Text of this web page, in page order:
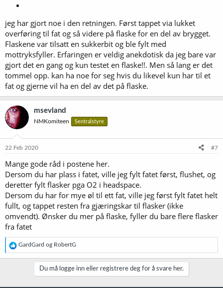
jeg har gjort noe i den retningen. Først tappet via lukket
overføring til fat og så videre på flaske for en del av brygget.
Flaskene var tilsatt en sukkerbit og ble fylt med
mottryksfyller. Erfaringen er veldig anekdotisk da jeg bare var
gjort det en gang og kun testet en flaske!!. Men så lang er det
tommel opp. kan ha noe for seg hvis du likevel kun har til et
fat og gjerne vil ha en del av det på flaske.
msevland
NMKomiteen Sentralstyre
22 Feb 2020 #7
Mange gode råd i postene her.
Dersom du har plass i fatet, ville jeg fylt fatet først, flushet, og
deretter fylt flasker pga O2 i headspace.
Dersom du har for mye øl til ett fat, ville jeg først fylt fatet helt
fullt, og tappet resten fra gjæringskar til flasker (ikke
omvendt). Ønsker du mer på flaske, fyller du bare flere flasker
fra fatet
R
e
a
GardGard og RobertG
Du må logge inn eller registrere deg for å svare her.